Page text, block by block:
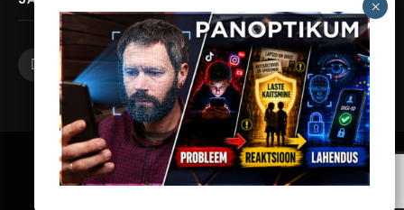
Facebook
X
(Twitter)
InstagramYouTubeTelegram
Vanglaplaneet - Vastupanu Vaim